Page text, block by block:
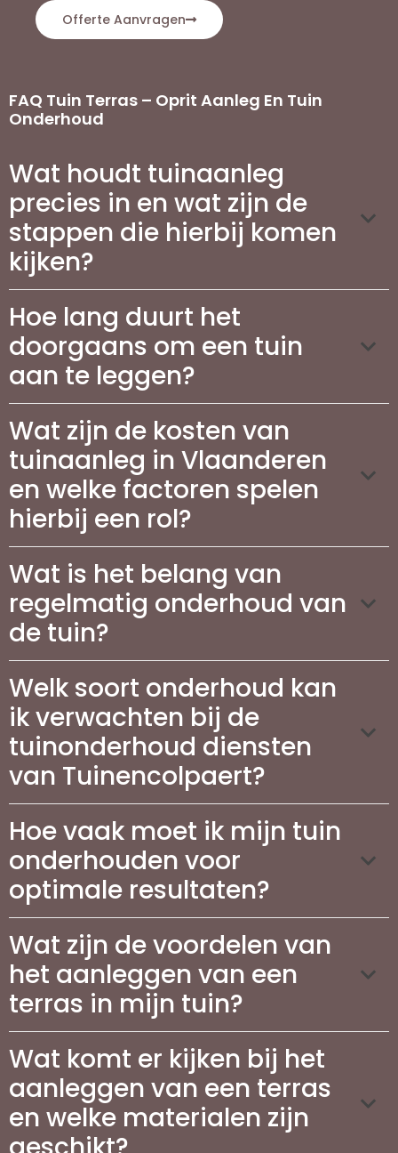
Offerte Aanvragen
FAQ Tuin Terras – Oprit Aanleg En Tuin
Onderhoud
Wat houdt tuinaanleg
precies in en wat zijn de
stappen die hierbij komen
kijken?
Hoe lang duurt het
doorgaans om een tuin
aan te leggen?
Wat zijn de kosten van
tuinaanleg in Vlaanderen
en welke factoren spelen
hierbij een rol?
Wat is het belang van
regelmatig onderhoud van
de tuin?
Welk soort onderhoud kan
ik verwachten bij de
tuinonderhoud diensten
van Tuinencolpaert?
Hoe vaak moet ik mijn tuin
onderhouden voor
optimale resultaten?
Wat zijn de voordelen van
het aanleggen van een
terras in mijn tuin?
Wat komt er kijken bij het
aanleggen van een terras
en welke materialen zijn